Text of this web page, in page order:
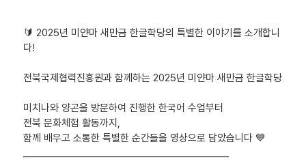
🔰 2025년 미얀마 새만금 한글학당의 특별한 이야기를 소개합니
다!
전북국제협력진흥원과 함께하는 2025년 미얀마 새만금 한글학당
미치나와 양곤을 방문하여 진행한 한국어 수업부터
전북 문화체험 활동까지,
함께 배우고 소통한 특별한 순간들을 영상으로 담았습니다 💙